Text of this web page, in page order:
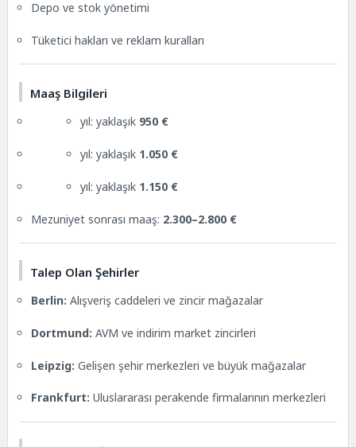
Depo ve stok yönetimi
Tüketici hakları ve reklam kuralları
Maaş Bilgileri
yıl: yaklaşık 950 €
yıl: yaklaşık 1.050 €
yıl: yaklaşık 1.150 €
Mezuniyet sonrası maaş: 2.300–2.800 €
Talep Olan Şehirler
Berlin: Alışveriş caddeleri ve zincir mağazalar
Dortmund: AVM ve indirim market zincirleri
Leipzig: Gelişen şehir merkezleri ve büyük mağazalar
Frankfurt: Uluslararası perakende firmalarının merkezleri